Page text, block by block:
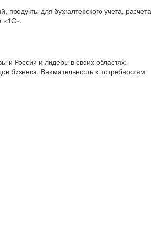
для бухгалтерского учета, расчета
«1С».
и России и лидеры в своих областях:
бизнеса. Внимательность к потребностям